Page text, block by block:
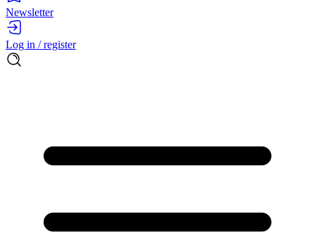
Newsletter
Log in / register